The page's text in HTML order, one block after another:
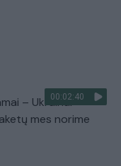
00:02:40
– Ukrainai
mes norime